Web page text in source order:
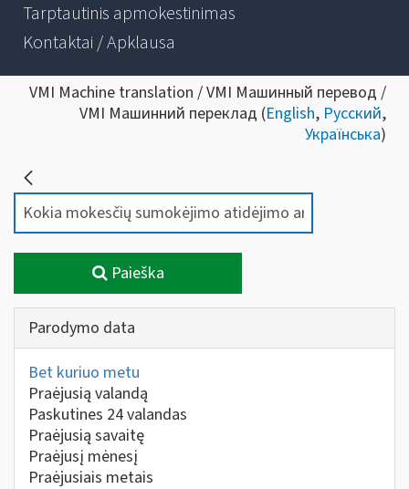
Tarptautinis apmokestinimas
Kontaktai / Apklausa
VMI Machine translation / VMI Машинный перевод /
VMI Машинний переклад (English, Русский,
Українська)
Paieška
Parodymo data
Bet kuriuo metu
Praėjusią valandą
Paskutines 24 valandas
Praėjusią savaitę
Praėjusį mėnesį
Praėjusiais metais